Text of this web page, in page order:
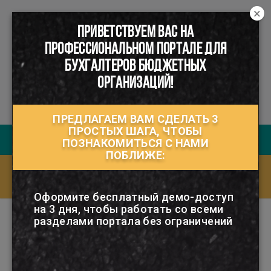
☰
Руководство пользователя
Ответы на часто задаваемые вопросы
(FAQ)
Подборка по тегу
#Стандартный вычет
×
ПРИВЕТСТВУЕМ ВАС НА
ПРОФЕССИОНАЛЬНОМ ПОРТАЛЕ ДЛЯ
БУХГАЛТЕРОВ БЮДЖЕТНЫХ
ОРГАНИЗАЦИЙ!
ПРЕДЛАГАЕМ ВАМ СДЕЛАТЬ 3
ПРОСТЫХ ШАГА, ЧТОБЫ
ПОЗНАКОМИТЬСЯ С НАМИ
ПОБЛИЖЕ:
Оформите бесплатный демо-доступ
на 3 дня, чтобы работать со всеми
разделами портала без ограничений